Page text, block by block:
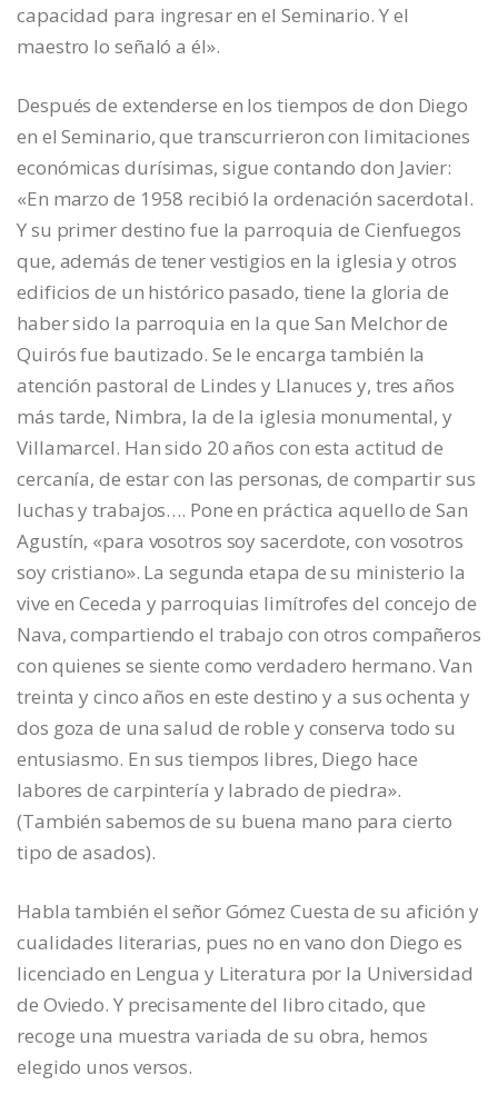
capacidad para ingresar en el Seminario. Y el
maestro lo señaló a él».
Después de extenderse en los tiempos de don Diego
en el Seminario, que transcurrieron con limitaciones
económicas durísimas, sigue contando don Javier:
«En marzo de 1958 recibió la ordenación sacerdotal.
Y su primer destino fue la parroquia de Cienfuegos
que, además de tener vestigios en la iglesia y otros
edificios de un histórico pasado, tiene la gloria de
haber sido la parroquia en la que San Melchor de
Quirós fue bautizado. Se le encarga también la
atención pastoral de Lindes y Llanuces y, tres años
más tarde, Nimbra, la de la iglesia monumental, y
Villamarcel. Han sido 20 años con esta actitud de
cercanía, de estar con las personas, de compartir sus
luchas y trabajos…. Pone en práctica aquello de San
Agustín, «para vosotros soy sacerdote, con vosotros
soy cristiano». La segunda etapa de su ministerio la
vive en Ceceda y parroquias limítrofes del concejo de
Nava, compartiendo el trabajo con otros compañeros
con quienes se siente como verdadero hermano. Van
treinta y cinco años en este destino y a sus ochenta y
dos goza de una salud de roble y conserva todo su
entusiasmo. En sus tiempos libres, Diego hace
labores de carpintería y labrado de piedra».
(También sabemos de su buena mano para cierto
tipo de asados).
Habla también el señor Gómez Cuesta de su afición y
cualidades literarias, pues no en vano don Diego es
licenciado en Lengua y Literatura por la Universidad
de Oviedo. Y precisamente del libro citado, que
recoge una muestra variada de su obra, hemos
elegido unos versos.